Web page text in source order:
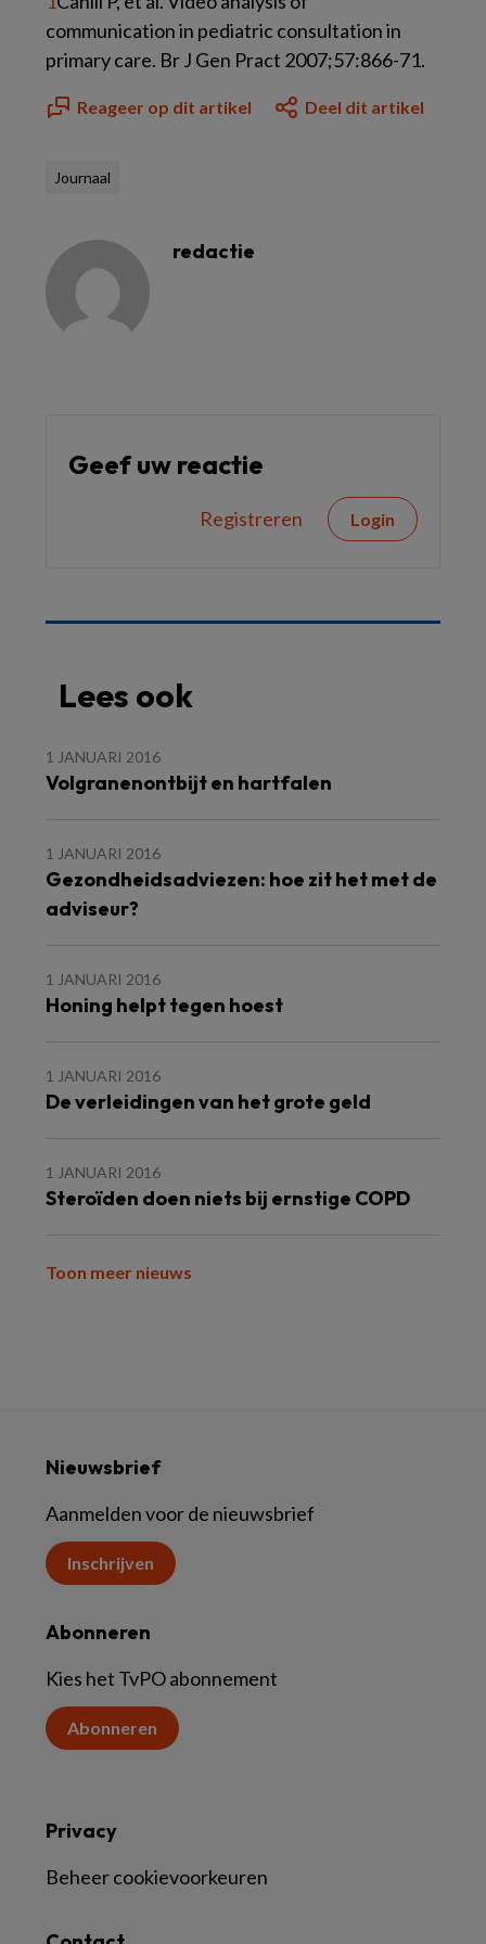
communication in pediatric consultation in
primary care. Br J Gen Pract 2007;57:866-71.
Reageer op dit artikel Deel dit artikel
Journaal
redactie
Geef uw reactie
Registreren Login
Lees ook
1 JANUARI 2016
Volgranenontbijt en hartfalen
1 JANUARI 2016
Gezondheidsadviezen: hoe zit het met de
adviseur?
1 JANUARI 2016
Honing helpt tegen hoest
1 JANUARI 2016
De verleidingen van het grote geld
1 JANUARI 2016
Steroïden doen niets bij ernstige COPD
Toon meer nieuws
Nieuwsbrief
Aanmelden voor de nieuwsbrief
Inschrijven
Abonneren
Kies het TvPO abonnement
Abonneren
Privacy
Beheer cookievoorkeuren